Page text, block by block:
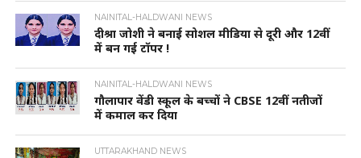
NAINITAL-HALDWANI NEWS
दीश्रा जोशी ने बनाई सोशल मीडिया से दूरी और 12वीं
में बन गई टॉपर !
NAINITAL-HALDWANI NEWS
गौलापार वेंडी स्कूल के बच्चों ने CBSE 12वीं नतीजों
में कमाल कर दिया
UTTARAKHAND NEWS